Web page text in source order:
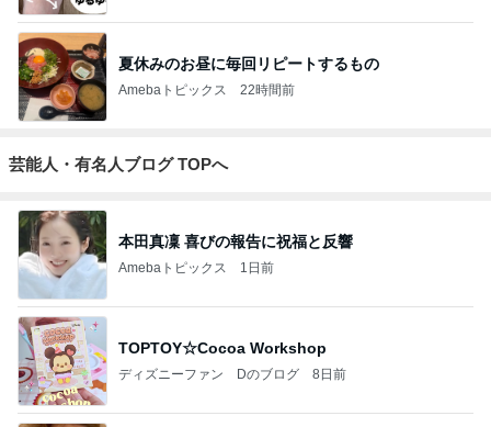
夏休みのお昼に毎回リピートするもの
Amebaトピックス 22時間前
芸能人・有名人ブログ TOPへ
本田真凜 喜びの報告に祝福と反響
Amebaトピックス 1日前
TOPTOY☆Cocoa Workshop
ディズニーファン Dのブログ 8日前